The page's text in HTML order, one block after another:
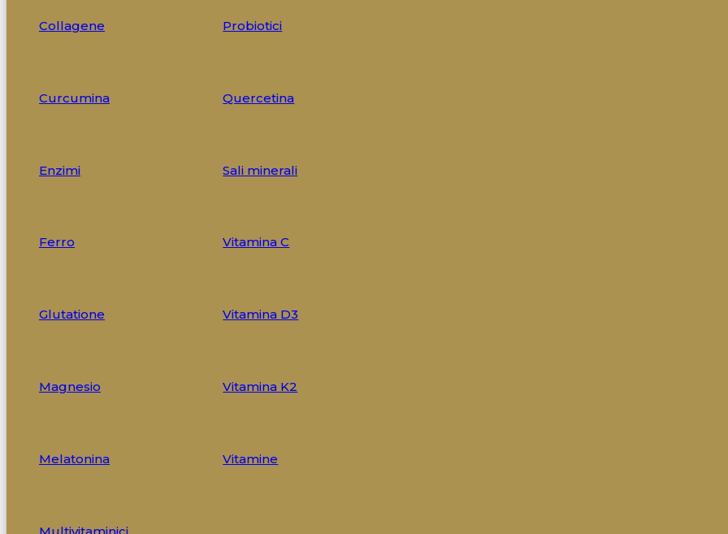
Collagene
Curcumina
Enzimi
Ferro
Glutatione
Magnesio
Melatonina
Probiotici
Quercetina
Sali minerali
Vitamina C
Vitamina D3
Vitamina K2
Vitamine